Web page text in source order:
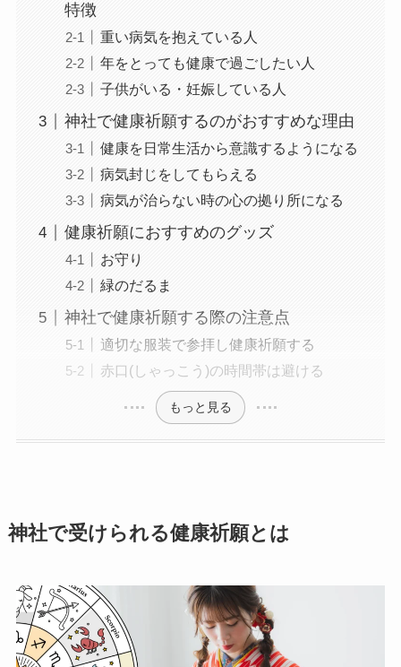
特徴
重い病気を抱えている人
年をとっても健康で過ごしたい人
子供がいる・妊娠している人
神社で健康祈願するのがおすすめな理由
健康を日常生活から意識するようになる
病気封じをしてもらえる
病気が治らない時の心の拠り所になる
健康祈願におすすめのグッズ
お守り
緑のだるま
神社で健康祈願する際の注意点
適切な服装で参拝し健康祈願する
赤口(しゃっこう)の時間帯は避ける
もっと見る
神社で受けられる健康祈願とは